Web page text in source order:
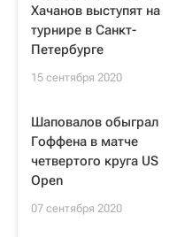
Хачанов выступят на
турнире в Санкт-
Петербурге
15 сентября 2020
Шаповалов обыграл
Гоффена в матче
четвертого круга US
Open
07 сентября 2020